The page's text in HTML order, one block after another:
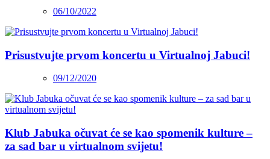
06/10/2022
Prisustvujte prvom koncertu u Virtualnoj Jabuci!
09/12/2020
Klub Jabuka očuvat će se kao spomenik kulture –
za sad bar u virtualnom svijetu!